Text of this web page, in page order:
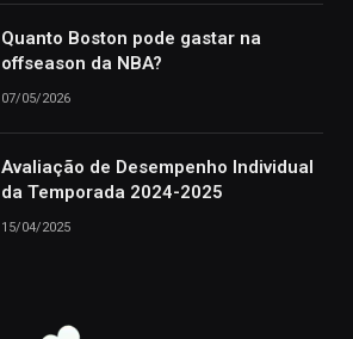
Quanto Boston pode gastar na
offseason da NBA?
07/05/2026
Avaliação de Desempenho Individual
da Temporada 2024-2025
15/04/2025